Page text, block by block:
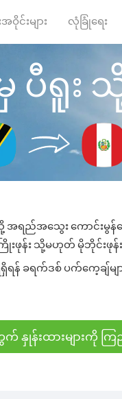
င်းများ လုံခြုံရေး
ပီရူး
အရည်အသွေး ကောင်းမွ
ကြိုးဖုန်း သို့မဟုတ် မိုဘိုင်း
ရန် ခရက်ဒစ် ပက်ကေ့ခ
နှုန်းထားများကို ကြ